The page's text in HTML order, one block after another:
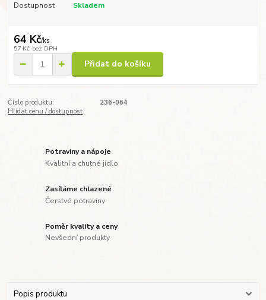
Dostupnost Skladem
64 Kč/ks
57 Kč bez DPH
Přidat do košíku
Číslo produktu:
236-064
Hlídat cenu / dostupnost
Potraviny a nápoje
Kvalitní a chutné jídlo
Zasíláme chlazené
Čerstvé potraviny
Poměr kvality a ceny
Nevšední produkty
Popis produktu